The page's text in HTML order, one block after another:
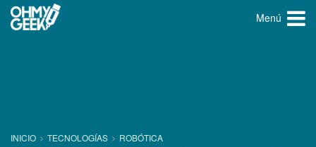
Menú
INICIO TECNOLOGÍ­AS ROBÓTICA